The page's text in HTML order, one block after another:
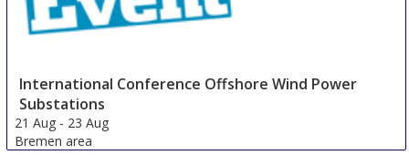
International Conference Offshore Wind Power
Substations
21 Aug - 23 Aug
Bremen area